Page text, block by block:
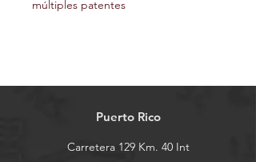
múltiples patentes
Puerto Rico
Carretera 129 Km. 40 Int